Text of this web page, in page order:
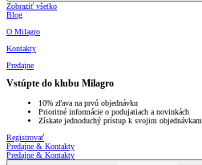
Zobraziť všetko
Blog
O Milagro
Kontakty
Predajne
Vstúpte do klubu Milagro
10% zľava na prvú objednávku
Prioritné informácie o podujatiach a novinkách
Získate jednoduchý prístup k svojim objednávkam
Registrovať
Predajne & Kontakty
Predajne & Kontakty